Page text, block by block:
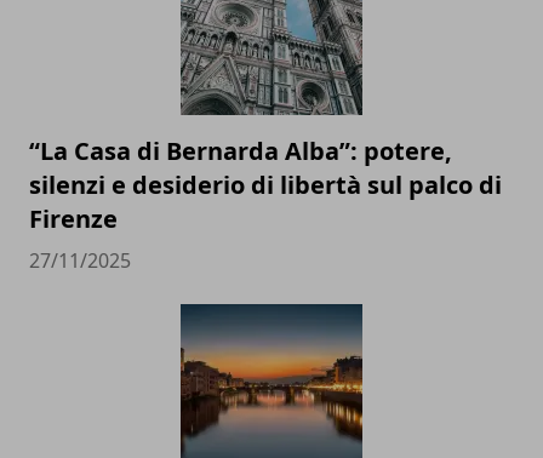
“La Casa di Bernarda Alba”: potere,
silenzi e desiderio di libertà sul palco di
Firenze
27/11/2025